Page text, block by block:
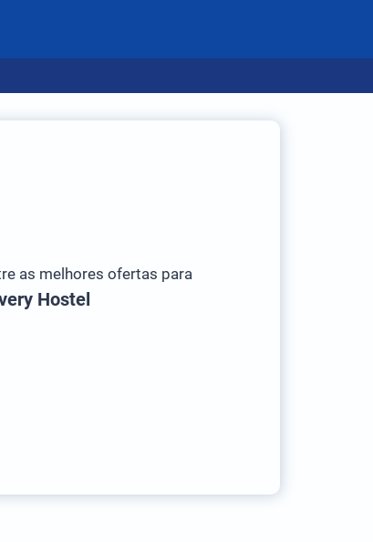
as melhores ofertas para
Hostel